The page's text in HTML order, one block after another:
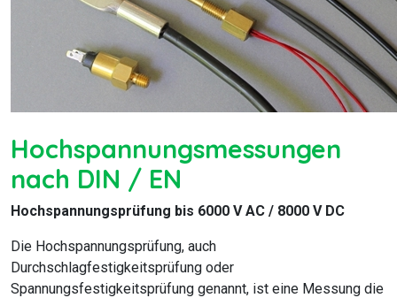
Hochspannungsmessungen
nach DIN / EN
Hochspannungsprüfung bis 6000 V AC / 8000 V DC
Die Hochspannungsprüfung, auch
Durchschlagfestigkeitsprüfung oder
Spannungsfestigkeitsprüfung genannt, ist eine Messung die